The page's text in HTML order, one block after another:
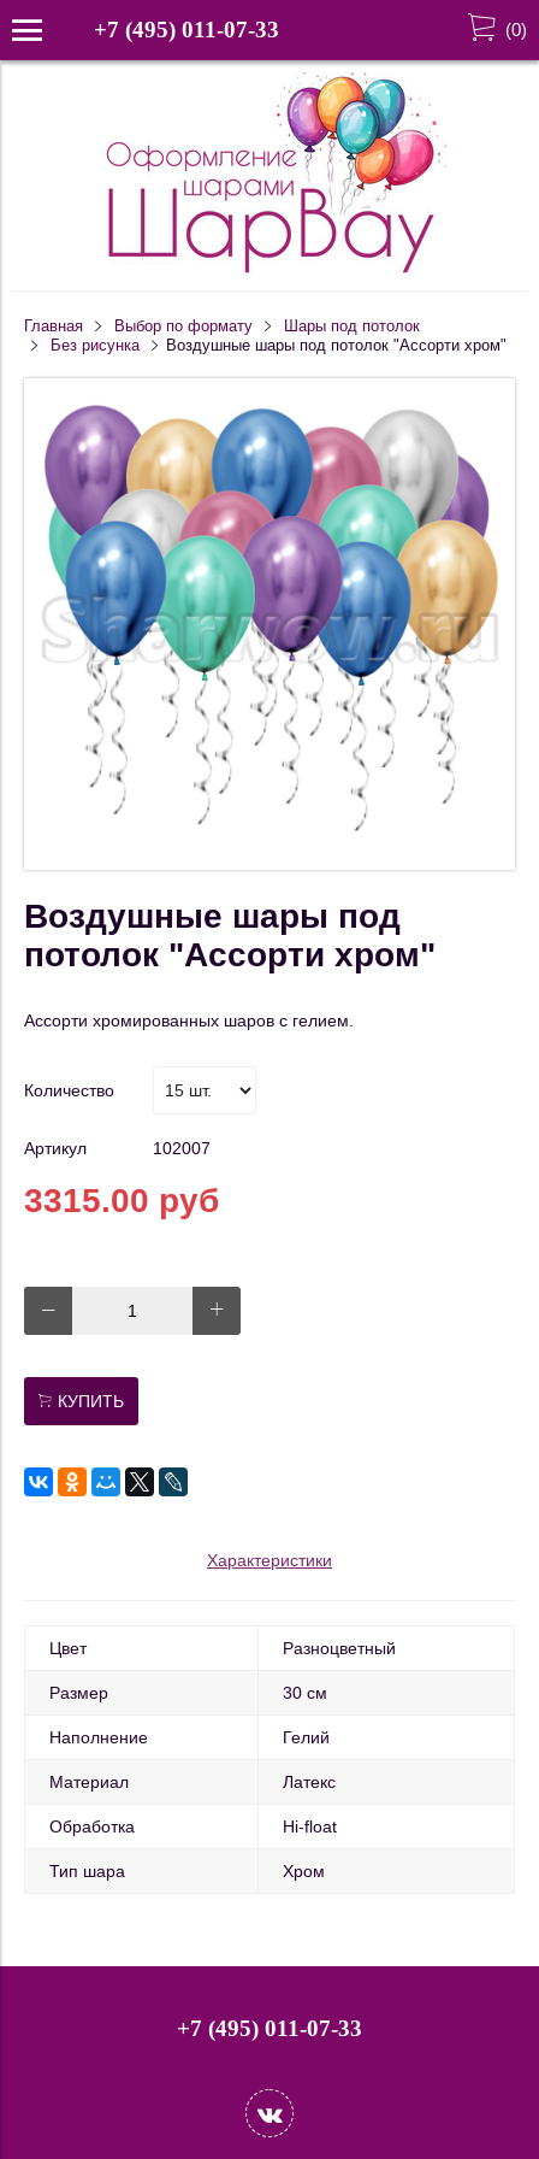
+7 (495) 011-07-33 (0)
Главная Выбор по формату
Шары под потолок
Без рисунка
Воздушные шары под потолок "Ассорти хром"
Воздушные шары под
потолок "Ассорти хром"
Ассорти хромированных шаров с гелием.
Количество
Артикул 102007
3315.00 руб
КУПИТЬ
Характеристики
Цвет Разноцветный
Размер 30 см
Наполнение Гелий
Материал Латекс
Обработка Hi-float
Тип шара Хром
+7 (495) 011-07-33